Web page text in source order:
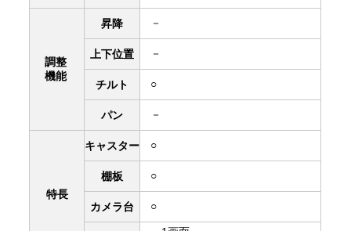
調整
機能
昇降 －
上下位置 －
チルト ○
パン －
特長
キャスター ○
棚板 ○
カメラ台 ○